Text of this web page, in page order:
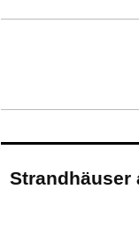
Strandhäuser